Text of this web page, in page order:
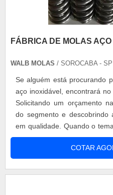
FÁBRICA DE MOLAS
WALB MOLAS / SOROCABA - SP
Se alguém está procurando
aço inoxidável, encontrará no
Solicitando um orçamento
do segmento e descobrindo
em qualidade. Quando o
aço inoxidável, com a Walb
qualidade com rapidez na
acabados.MAIS DETALHES
COTAR